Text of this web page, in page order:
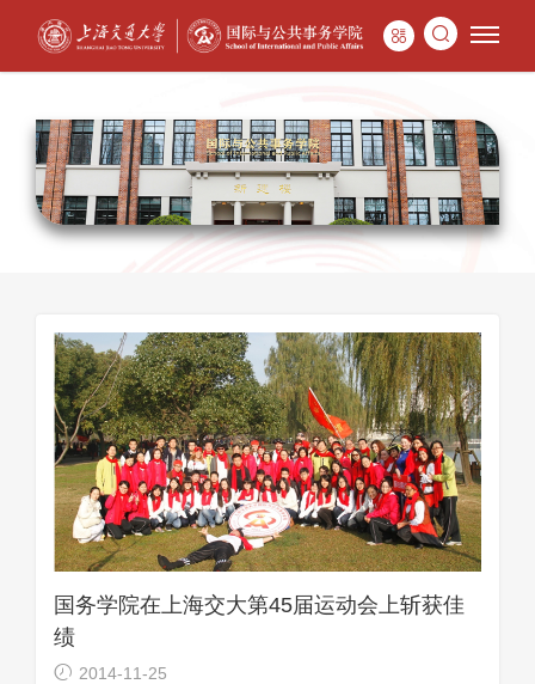
国务学院在上海交大第45届运动会上斩获佳
绩
2014-11-25